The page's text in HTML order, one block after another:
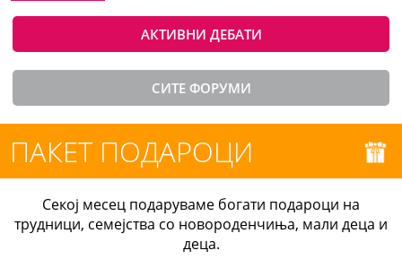
АКТИВНИ ДЕБАТИ
СИТЕ ФОРУМИ
ПАКЕТ ПОДАРОЦИ
Секој месец подаруваме богати подароци на
трудници, семејства со новороденчиња, мали деца и
деца.